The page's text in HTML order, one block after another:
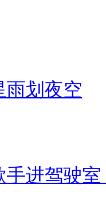
雨划夜空
手进驾驶